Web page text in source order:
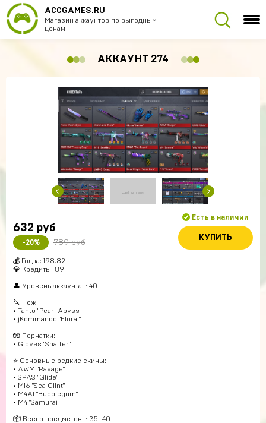
ACCGAMES.RU
Магазин аккаунтов по выгодным
ценам
АККАУНТ 274
632 руб
-20% 789 руб
Есть в наличии
КУПИТЬ
💰 Голда: 198.82
💎 Кредиты: 89
👤 Уровень аккаунта: ~40
🔪 Нож:
• Tanto "Pearl Abyss"
• jKommando "Floral"
🧤 Перчатки:
• Gloves "Shatter"
⭐️ Основные редкие скины:
• AWM "Ravage"
• SPAS "Glide"
• M16 "Sea Glint"
• M4A1 "Bubblegum"
• M4 "Samurai"
📦 Всего предметов: ~35–40